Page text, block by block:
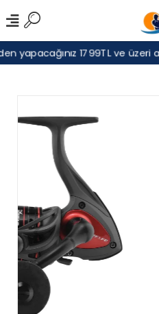
yapacağınız 1799TL ve üzeri